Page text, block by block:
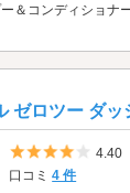
＆コンディショナ
ゼロツー ダッ
5つ
4.40
口コミ4 件